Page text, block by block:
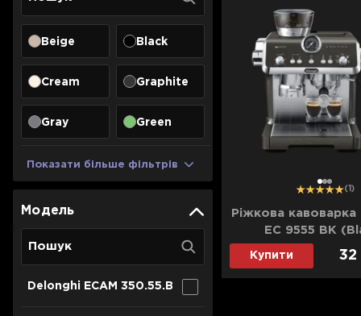
Beige Black
Cream Graphite
Gray Green
Показати більше фільтрів
Модель
Delonghi ECAM 350.55.B
12 3 (1)
Ріжкова кавоварка
EC 9555 BK
Купити 32